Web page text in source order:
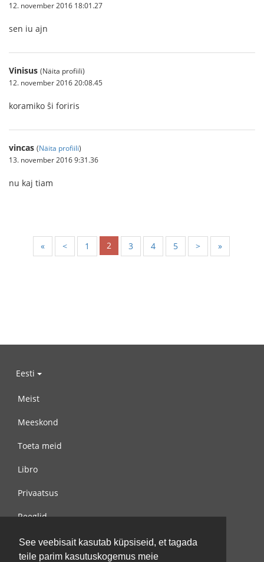
See veebisait kasutab küpsiseid, et tagada
teile parim kasutuskogemus meie
12. november 2016 18:01.27
sen iu ajn
Vinisus (Näita profiili)
12. november 2016 20:08.45
koramiko ŝi foriris
vincas (Näita profiili)
13. november 2016 9:31.36
nu kaj tiam
« < 1 2 3 4 5 > »
Eesti
Meist
Meeskond
Toeta meid
Libro
Privaatsus
Reeglid
Võta meiega ühendust